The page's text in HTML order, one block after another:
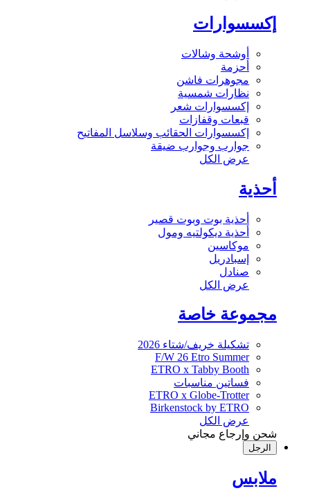
إكسسوارات
أوشحة وشالات
أحزمة
مجوهرات فاشن
نظارات شمسية
إكسسوارات شعر
قبعات وقفازات
إكسسوارات الحقائب وسلاسل المفاتيح
جوارب وجوارب ضيقة
عرض الكل
أحذية
أحذية بوت وبوت قصير
أحذية ديكولتيه ومول
موكاسين
إسبادريل
صنادل
عرض الكل
مجموعة خاصة
تشكيلة خريف/شتاء 2026
F/W 26 Etro Summer
ETRO x Tabby Booth
فساتين مناسبات
ETRO x Globe-Trotter
Birkenstock by ETRO
عرض الكل
شحن وإرجاع مجاني
الرجل
ملابس